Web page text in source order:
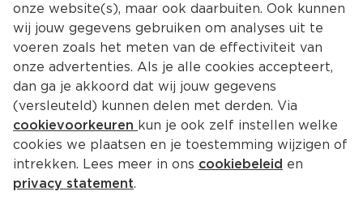
onze website(s), maar ook daarbuiten. Ook kunnen
wij jouw gegevens gebruiken om analyses uit te
voeren zoals het meten van de effectiviteit van
onze advertenties. Als je alle cookies accepteert,
dan ga je akkoord dat wij jouw gegevens
(versleuteld) kunnen delen met derden. Via
cookievoorkeuren kun je ook zelf instellen welke
cookies we plaatsen en je toestemming wijzigen of
intrekken. Lees meer in ons cookiebeleid en
privacy statement.